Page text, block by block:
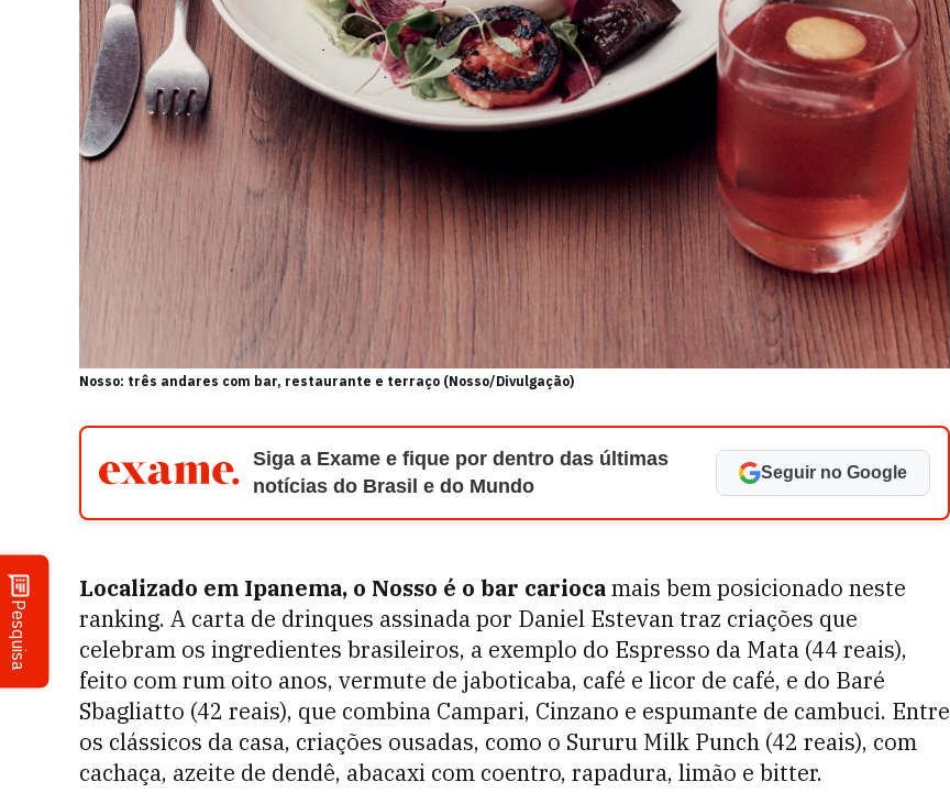
Pesquisa
Nosso: três andares com bar, restaurante e terraço (Nosso/Divulgação)
Siga a Exame e fique por dentro das últimas
notícias do Brasil e do Mundo
Seguir no Google
Localizado em Ipanema, o Nosso é o bar cariocamais bem posicionado neste
ranking. A carta de drinques assinada por Daniel Estevan traz criações que
celebram os ingredientes brasileiros, a exemplo do Espresso da Mata (44 reais),
feito com rum oito anos, vermute de jaboticaba, café e licor de café, e do Baré
Sbagliatto (42 reais), que combina Campari, Cinzano e espumante de cambuci. Entre
os clássicos da casa, criações ousadas, como o Sururu Milk Punch (42 reais), com
cachaça, azeite de dendê, abacaxi com coentro, rapadura, limão e bitter.